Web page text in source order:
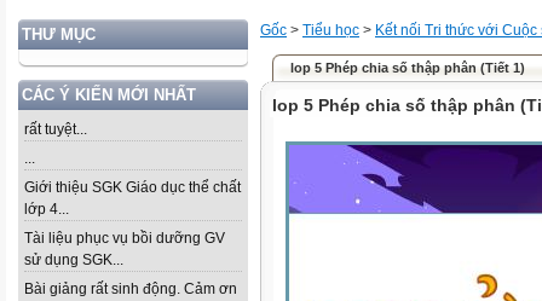
THƯ MỤC
CÁC Ý KIẾN MỚI NHẤT
rất tuyệt...
...
Giới thiệu SGK Giáo dục thể chất
lớp 4...
Tài liệu phục vụ bồi dưỡng GV
sử dụng SGK...
Bài giảng rất sinh động. Cảm ơn
Gốc > Tiểu học > Kết nối Tri thức với Cuộc
lop 5 Phép chia số thập phân (Tiết 1)
lop 5 Phép chia số thập phân